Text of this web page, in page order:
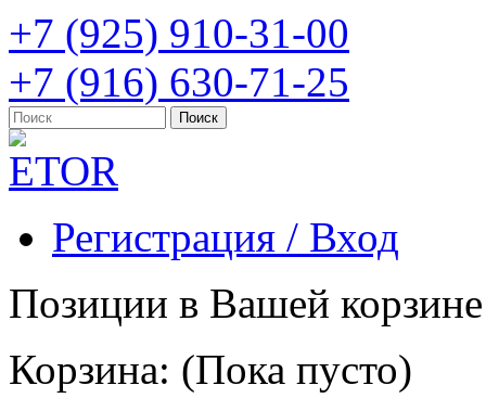
+7 (925) 910-31-00
+7 (916) 630-71-25
Регистрация / Вход
Позиции в Вашей
Корзина: (Пока пусто)